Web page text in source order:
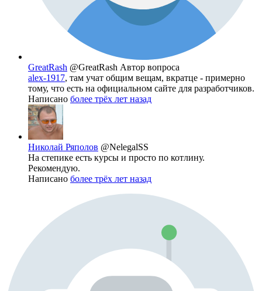
GreatRash @GreatRash Автор вопроса
alex-1917, там учат общим вещам, вкратце - примерно
тому, что есть на официальном сайте для разработчиков.
Написано более трёх лет назад
Николай Ряполов @NelegalSS
На степике есть курсы и просто по котлину.
Рекомендую.
Написано более трёх лет назад